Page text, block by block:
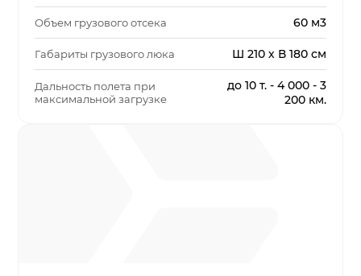
Объем грузового отсека 60 м3
Габариты грузового люка Ш 210 х В 180 см
Дальность полета при
максимальной загрузке
до 10 т. - 4 000 - 3
200 км.